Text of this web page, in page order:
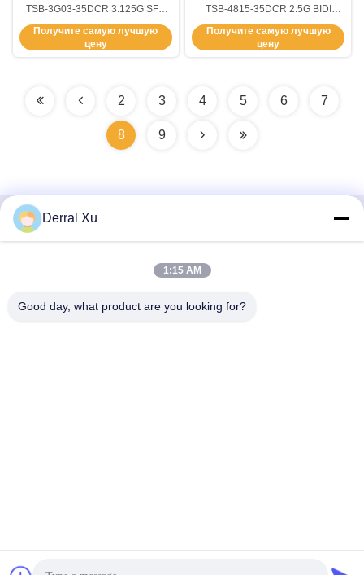
TSB-3G03-35DCR 3.125G SFP
BIDI двунаправленный с 3 км и
длиной волны
1310nm/1550nm,0°C~+70°C
Получите самую лучшую
цену
TSB-4815-35DCR 2.5G BIDI
Дистанция передатчика 15 км
длина волны 1310nm/1550nm
-5°C ~ +70°C SMF
Получите самую лучшую
цену
2 3 4 5 6 7
8 9
Быстрый контакт
Новый район Тяньфу, провинция Чэнду Сичуань, 610213,
права 2023-2026 Sichuan Trixon Communication Technology
Derral Xu
1:15 AM
Good day, what product are you looking for?